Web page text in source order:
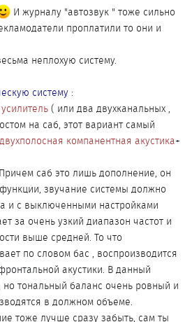
И журналу "автозвук " тоже сильно
проплатили то они и
неплохую систему.
систему :
( или два двухканальных ,
на саб, этот вариант самый
компанентная акустика+
саб это лишь дополнение, он
звучание системы должно
и с выключенными настройками
за очень узкий диапазон частот и
выше средней. То что
по словом бас , воспроизводится
акустики. В данный
тональный баланс очень ровный и
в должном объеме.
тоже лучше сразу забыть, сам ты